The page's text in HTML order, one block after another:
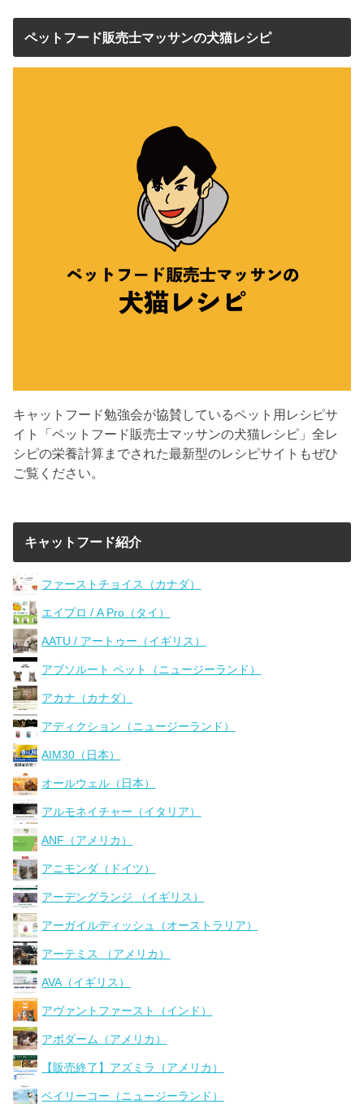
ペットフード販売士マッサンの犬猫レシピ
キャットフード勉強会が協賛しているペット用レシピサ
イト「ペットフード販売士マッサンの犬猫レシピ」全レ
シピの栄養計算までされた最新型のレシピサイトもぜひ
ご覧ください。
キャットフード紹介
ファーストチョイス（カナダ）
エイプロ / A Pro（タイ）
AATU / アートゥー（イギリス）
アブソルート ペット（ニュージーランド）
アカナ（カナダ）
アディクション（ニュージーランド）
AIM30（日本）
オールウェル（日本）
アルモネイチャー（イタリア）
ANF（アメリカ）
アニモンダ（ドイツ）
アーデングランジ （イギリス）
アーガイルディッシュ（オーストラリア）
アーテミス （アメリカ）
AVA（イギリス）
アヴァントファースト（インド）
アボダーム（アメリカ）
【販売終了】アズミラ（アメリカ）
ベイリーコー（ニュージーランド）